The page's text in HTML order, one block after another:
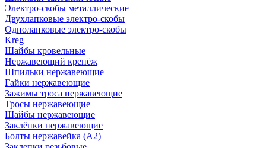
Электро-скобы металлические
Двухлапковые электро-скобы
Однолапковые электро-скобы
Kreg
Шайбы кровельные
Нержавеющий крепёж
Шпильки нержавеющие
Гайки нержавеющие
Зажимы троса нержавеющие
Тросы нержавеющие
Шайбы нержавеющие
Заклёпки нержавеющие
Болты нержавейка (А2)